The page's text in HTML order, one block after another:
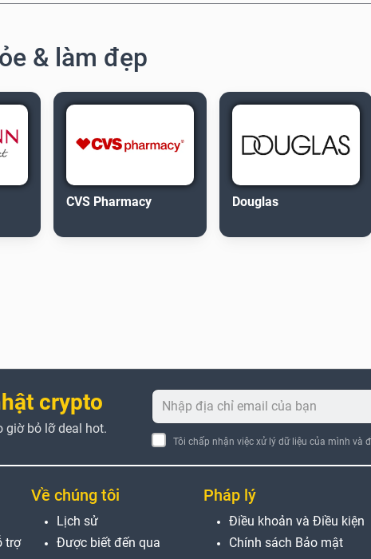
& làm đẹp
CVS Pharmacy Douglas
crypto
giờ bỏ lỡ deal hot.
Tôi chấp nhận việc xử lý dữ liệu của mình và
trợ
Về chúng tôi
Lịch sử
Được biết đến qua
Pháp lý
Điều khoản và Điều kiện
Chính sách Bảo mật